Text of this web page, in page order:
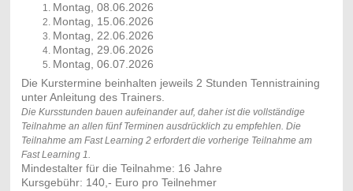
Montag, 08.06.2026
Montag, 15.06.2026
Montag, 22.06.2026
Montag, 29.06.2026
Montag, 06.07.2026
Die Kurstermine beinhalten jeweils 2 Stunden Tennistraining
unter Anleitung des Trainers.
Die Kursstunden bauen aufeinander auf, daher ist die vollständige
Teilnahme an allen fünf Terminen ausdrücklich zu empfehlen. Die
Teilnahme am Fast Learning 2 erfordert die vorherige Teilnahme am
Fast Learning 1.
Mindestalter für die Teilnahme: 16 Jahre
Kursgebühr: 140,- Euro pro Teilnehmer